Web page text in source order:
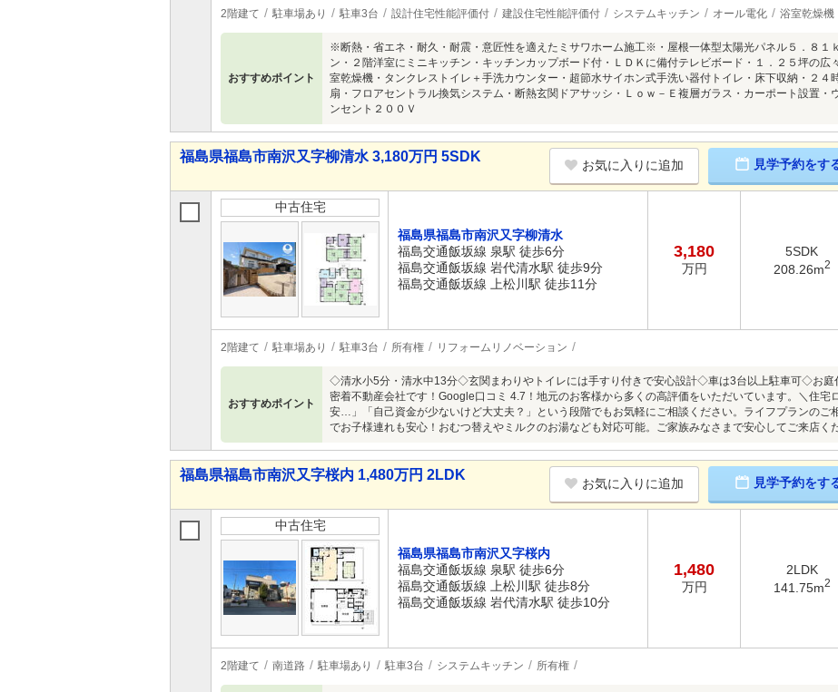
2階建て 駐車場あり 駐車3台 設計住宅性能評価付 建設住宅性能評価付 システムキッチン オール電化 浴室乾燥機
おすすめポイント
※断熱・省エネ・耐久・耐震・意匠性を適えたミサワホーム施工※・屋根一体型太陽光パネル５．８１
ン・２階洋室にミニキッチン・キッチンカップボード付・ＬＤＫに備付テレビボード・１．２５坪の広
室乾燥機・タンクレストイレ＋手洗カウンター・超節水サイホン式手洗い器付トイレ・床下収納・２４
扇・フロアセントラル換気システム・断熱玄関ドアサッシ・Ｌｏｗ－Ｅ複層ガラス・カーポート設置・
ンセント２００Ｖ
福島県福島市南沢又字柳清水 3,180万円 5SDK
お気に入りに追加 見学予約をす
中古住宅
福島県福島市南沢又字柳清水
福島交通飯坂線 泉駅 徒歩6分
福島交通飯坂線 岩代清水駅 徒歩9分
福島交通飯坂線 上松川駅 徒歩11分
3,180
万円
5SDK
208.26m2
2階建て 駐車場あり 駐車3台 所有権 リフォームリノベーション
おすすめポイント
◇清水小5分・清水中13分◇玄関まわりやトイレには手すり付きで安心設計◇車は3台以上駐車可◇お
密着不動産会社です！Google口コミ 4.7！地元のお客様から多くの高評価をいただいています。＼住宅
安…」「自己資金が少ないけど大丈夫？」という段階でもお気軽にご相談ください。ライフプランの
でお子様連れも安心！おむつ替えやミルクのお湯なども対応可能。ご家族みなさまで安心してご来店く
福島県福島市南沢又字桜内 1,480万円 2LDK
お気に入りに追加 見学予約をす
中古住宅
福島県福島市南沢又字桜内
福島交通飯坂線 泉駅 徒歩6分
福島交通飯坂線 上松川駅 徒歩8分
福島交通飯坂線 岩代清水駅 徒歩10分
1,480
万円
2LDK
141.75m2
2階建て 南道路 駐車場あり 駐車3台 システムキッチン 所有権